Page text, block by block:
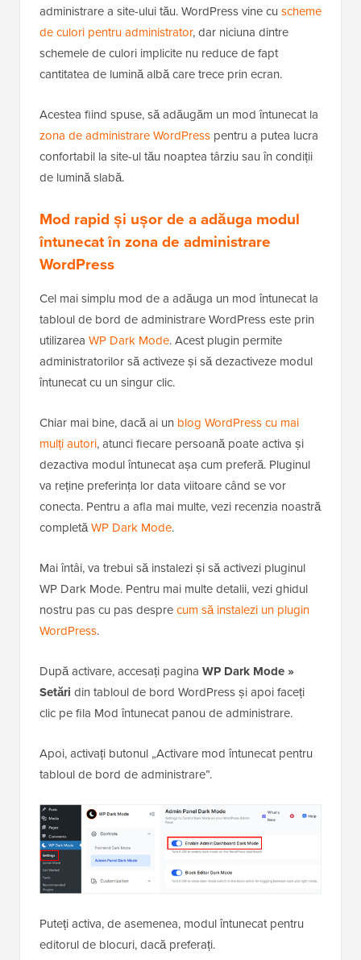
administrare a site-ului tău. WordPress vine cu scheme
de culori pentru administrator, dar niciuna dintre
schemele de culori implicite nu reduce de fapt
cantitatea de lumină albă care trece prin ecran.
Acestea fiind spuse, să adăugăm un mod întunecat la
zona de administrare WordPress pentru a putea lucra
confortabil la site-ul tău noaptea târziu sau în condiții
de lumină slabă.
Mod rapid și ușor de a adăuga modul
întunecat în zona de administrare
WordPress
Cel mai simplu mod de a adăuga un mod întunecat la
tabloul de bord de administrare WordPress este prin
utilizarea WP Dark Mode. Acest plugin permite
administratorilor să activeze și să dezactiveze modul
întunecat cu un singur clic.
Chiar mai bine, dacă ai un blog WordPress cu mai
mulți autori, atunci fiecare persoană poate activa și
dezactiva modul întunecat așa cum preferă. Pluginul
va reține preferința lor data viitoare când se vor
conecta. Pentru a afla mai multe, vezi recenzia noastră
completăWP Dark Mode.
Mai întâi, va trebui să instalezi și să activezi pluginul
WP Dark Mode. Pentru mai multe detalii, vezi ghidul
nostru pas cu pas desprecum să instalezi un plugin
WordPress.
După activare, accesați pagina WP Dark Mode »
Setări din tabloul de bord WordPress și apoi faceți
clic pe fila Mod întunecat panou de administrare.
Apoi, activați butonul „Activare mod întunecat pentru
tabloul de bord de administrare”.
Puteți activa, de asemenea, modul întunecat pentru
editorul de blocuri, dacă preferați.